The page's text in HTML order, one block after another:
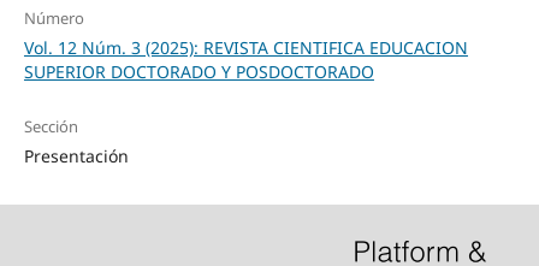
Número
Vol. 12 Núm. 3 (2025): REVISTA CIENTIFICA EDUCACION
SUPERIOR DOCTORADO Y POSDOCTORADO
Sección
Presentación